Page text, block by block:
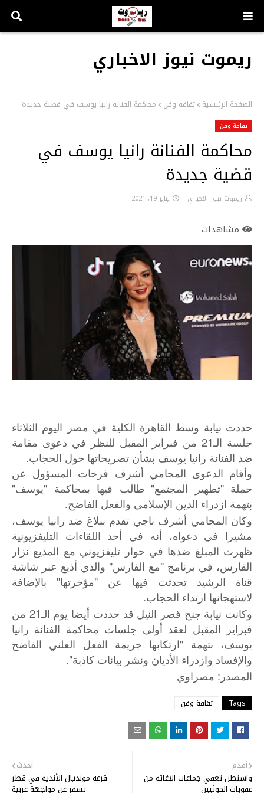
ريموت نيوز الاخباري
الصفحة الرئيسية ثقافة وفن محاكمة الفنانة رانيا يوسف في قضية جديدة
ثقافة وفن
محاكمة الفنانة رانيا يوسف في
قضية جديدة
ريموت نيوز الاخباري يناير 19, 2021
مشاهدات
حددت نيابة وسط القاهرة الكلية في مصر اليوم الثلاثاء
جلسة الـ21 من فبراير المقبل للنظر في دعوى مقامة
ضد الفنانة رانيا يوسف بشأن تصريحاتها حول الحجاب.
وأقام الدعوى المحامي أشرف فرحات المسؤول عن
حملة "تطهير المجتمع" طالب فيها بمحاكمة "يوسف"
بتهمة ازدراء الدين الإسلامي والفعل الفاضح.
وكان المحامي أشرف ناجي تقدم ببلاغ ضد رانيا يوسف،
مشيرا في دعواه، أنه في أحد اللقاءات التليفزيونية
ظهرت المبلغ ضدها في حوار تليفزيوني مع المذيع نزار
الفارس، في برنامج "مع الفارس" والذي أذيع عبر شاشة
قناة الرشيد تحدثت فيها عن "مؤخرتها" بالإضافة
لاستهجانها ارتداء الحجاب.
وكانت نيابة جنح قصر النيل قد حددت أيضا يوم الـ21 من
فبراير المقبل لعقد أولى جلسات محاكمة الفنانة رانيا
يوسف، بتهمة "ارتكابها جريمة الفعل العلني الفاضح
والإفساد وازدراء الأديان ونشر بيانات كاذبة".
المصدر : مصراوي
Tags ثقافة وفن
أحدث
قرعة مونديال الأندية في قطر
تسفر عن مواجهة عربية
أقدم
واشنطن تعفي جماعات الإغاثة من
عقوبات الحوثيين